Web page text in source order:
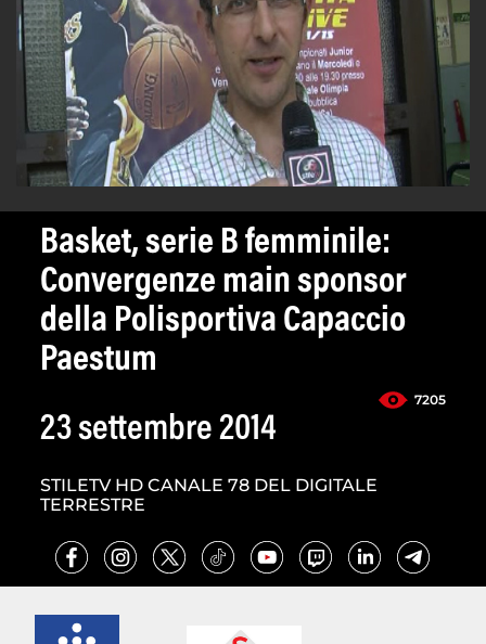
Basket, serie B femminile:
Convergenze main sponsor
della Polisportiva Capaccio
Paestum
7205
23 settembre 2014
STILETV HD CANALE 78 DEL DIGITALE
TERRESTRE